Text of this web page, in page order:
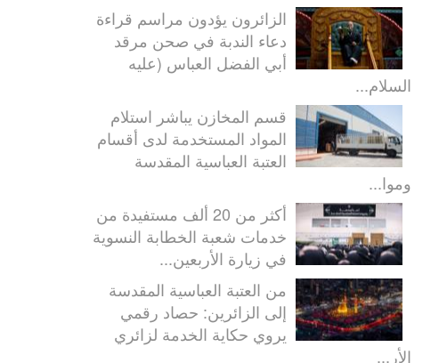
الزائرون يؤدون مراسم قراءة
دعاء الندبة في صحن مرقد
أبي الفضل العباس (عليه
السلام...
قسم المخازن يباشر استلام
المواد المستخدمة لدى أقسام
العتبة العباسية المقدسة
وموا...
أكثر من 20 ألف مستفيدة من
خدمات شعبة الخطابة النسوية
في زيارة الأربعين...
من العتبة العباسية المقدسة
إلى الزائرين: حصاد رقمي
يروي حكاية الخدمة لزائري
الأر...